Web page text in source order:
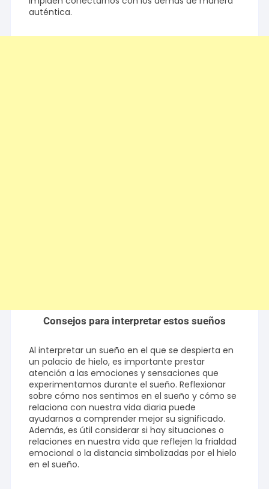
auténtica.
Consejos para interpretar estos sueños
Al interpretar un sueño en el que se despierta en
un palacio de hielo, es importante prestar
atención a las emociones y sensaciones que
experimentamos durante el sueño. Reflexionar
sobre cómo nos sentimos en el sueño y cómo se
relaciona con nuestra vida diaria puede
ayudarnos a comprender mejor su significado.
Además, es útil considerar si hay situaciones o
relaciones en nuestra vida que reflejen la frialdad
emocional o la distancia simbolizadas por el hielo
en el sueño.